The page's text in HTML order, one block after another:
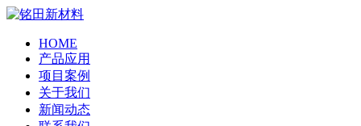
HOME
产品应用
项目案例
关于我们
新闻动态